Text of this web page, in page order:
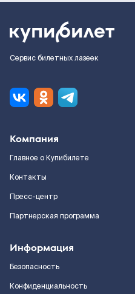
Сервис билетных лазеек
Компания
Главное о Купибилете
Контакты
Пресс-центр
Партнерская программа
Информация
Безопасность
Конфиденциальность